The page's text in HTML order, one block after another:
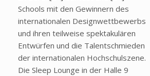
Schools mit den Gewinnern des
internationalen Designwettbewerbs
und ihren teilweise spektakulären
Entwürfen und die Talentschmieden
der internationalen Hochschulszene.
Die Sleep Lounge in der Halle 9